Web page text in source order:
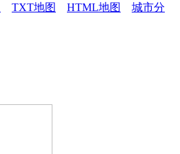
TXT地图 HTML地图
城市分